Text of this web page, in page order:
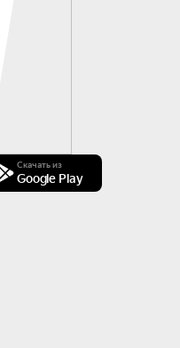
Скачать из
Google Play